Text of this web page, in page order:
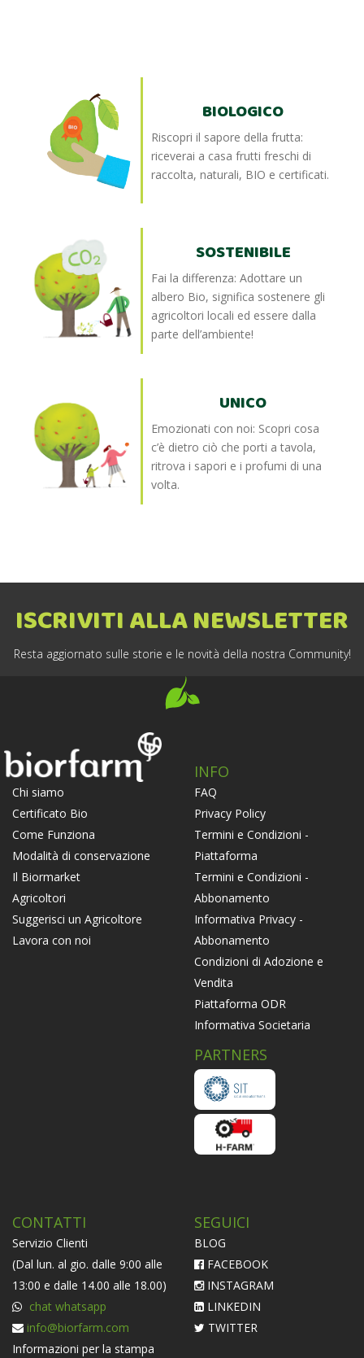
BIOLOGICO
Riscopri il sapore della frutta:
riceverai a casa frutti freschi di
raccolta, naturali, BIO e certificati.
SOSTENIBILE
Fai la differenza: Adottare un
albero Bio, significa sostenere gli
agricoltori locali ed essere dalla
parte dell’ambiente!
UNICO
Emozionati con noi: Scopri cosa
c’è dietro ciò che porti a tavola,
ritrova i sapori e i profumi di una
volta.
ISCRIVITI ALLA NEWSLETTER
Resta aggiornato sulle storie e le novità della nostra Community!
Chi siamo
Certificato Bio
Come Funziona
Modalità di conservazione
Il Biormarket
Agricoltori
Suggerisci un Agricoltore
Lavora con noi
INFO
FAQ
Privacy Policy
Termini e Condizioni -
Piattaforma
Termini e Condizioni -
Abbonamento
Informativa Privacy -
Abbonamento
Condizioni di Adozione e
Vendita
Piattaforma ODR
Informativa Societaria
PARTNERS
CONTATTI
Servizio Clienti
(Dal lun. al gio. dalle 9:00 alle
13:00 e dalle 14.00 alle 18.00)
chat whatsapp
info@biorfarm.com
Informazioni per la stampa
SEGUICI
BLOG
FACEBOOK
INSTAGRAM
LINKEDIN
TWITTER